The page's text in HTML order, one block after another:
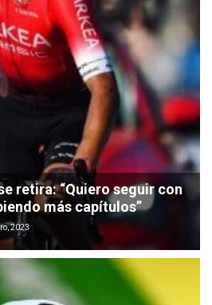
retira: “Quiero seguir con
más capítulos”
2023